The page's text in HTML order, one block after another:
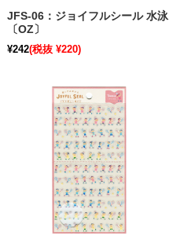
JFS-06：ジョイフルシール 水泳
〔OZ〕
¥242(税抜 ¥220)